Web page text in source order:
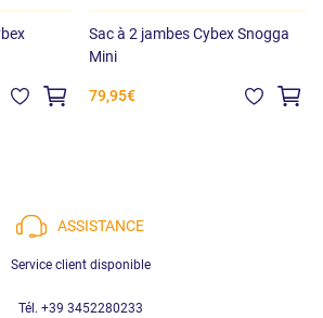
Sac à 2 jambes Cybex Snogga
Mini
79,95€
ASSISTANCE
Service client disponible
Tél. +39 3452280233